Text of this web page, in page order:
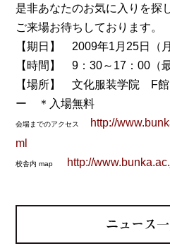
是非あなたのお気に入りを探
ご来場お待ちしております。
【期日】 2009年1月25日（
【時間】 9：30～17：00（
【場所】 文化服装学院 F
ー ＊入場無料
会場までのアクセス
http://
ml
校舎内 map http://
ニュース